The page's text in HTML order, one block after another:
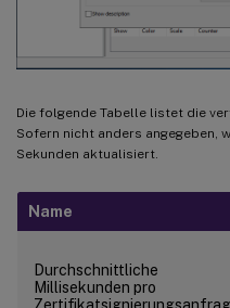
Die folgende Tabelle listet die
Sofern nicht anders angegeben,
Sekunden aktualisiert.
Name
Durchschnittliche
Millisekunden pro